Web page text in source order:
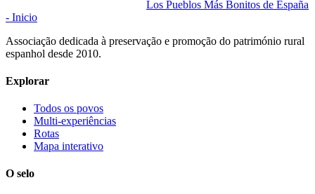
Los Pueblos Más Bonitos de España
- Inicio
Associação dedicada à preservação e promoção do património rural
espanhol desde 2010.
Explorar
Todos os povos
Multi-experiências
Rotas
Mapa interativo
O selo